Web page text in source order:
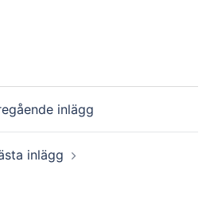
inlägg
inlägg